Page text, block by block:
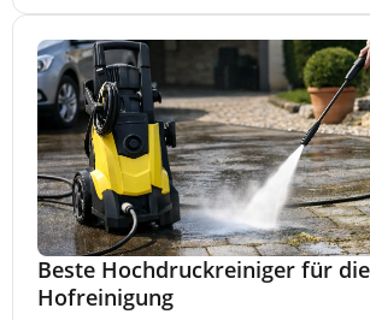
Beste Hochdruckreiniger für die
Hofreinigung